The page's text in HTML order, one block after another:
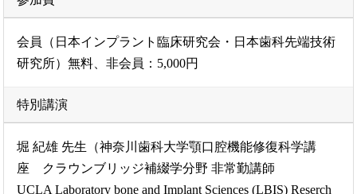
会員（日本インプラント臨床研究会・日本歯科先端技術
研究所）無料、非会員：5,000円
特別講演
堀 紀雄 先生（神奈川歯科大学顎口腔機能修復科学講
座 クラウンブリッジ補綴学分野 非常勤講師
UCLA Laboratory bone and Implant Sciences (LBIS) Reserch